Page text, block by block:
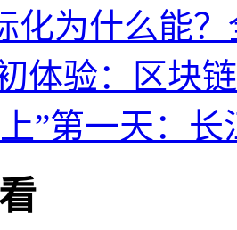
化为什么能
体验：区块
”第一天：